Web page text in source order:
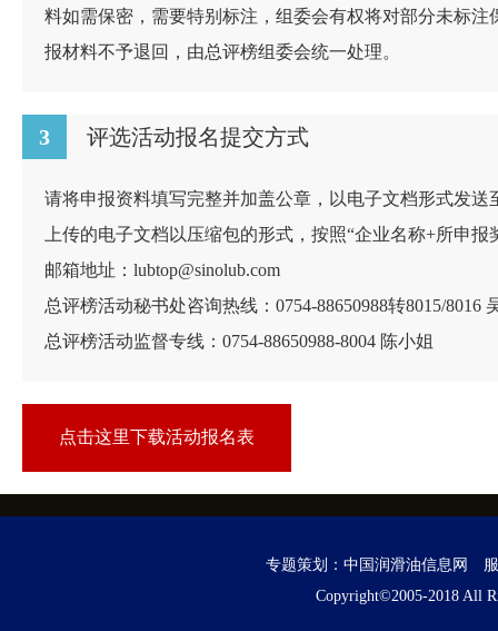
料如需保密，需要特别标注，组委会有权将对部分未标
报材料不予退回，由总评榜组委会统一处理。
3 评选活动报名提交方式
请将申报资料填写完整并加盖公章，以电子文档形式发送
上传的电子文档以压缩包的形式，按照“企业名称+所申报
邮箱地址：lubtop@sinolub.com
总评榜活动秘书处咨询热线：0754-88650988转8015/8016
总评榜活动监督专线：0754-88650988-8004 陈小姐
点击这里下载活动报名表
专题策划： 中国润滑油信息网
服
Copyright©2005-2018 All